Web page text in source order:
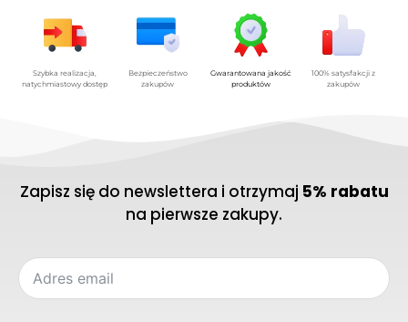
Szybka realizacja,
natychmiastowy dostęp
Bezpieczeństwo
zakupów
Gwarantowana jakość
produktów
100% satysfakcji z
zakupów
Zapisz się do newslettera i otrzymaj 5% rabatu
na pierwsze zakupy.